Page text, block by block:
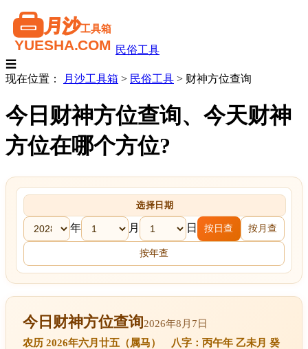
民俗工具
☰
现在位置：
月沙工具箱 > 民俗工具 > 财神方位查询
今日财神方位查询、今天财神
方位在哪个方位?
选择日期
年 月 日 按日查 按月查
按年查
今日财神方位查询2026年8月7日
农历 2026年六月廿五（属马） 八字：丙午年 乙未月 癸